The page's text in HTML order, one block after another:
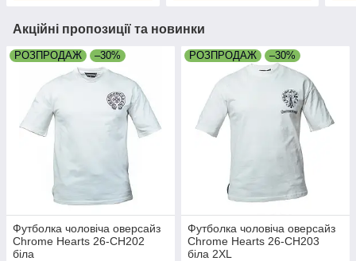
Акційні пропозиції та новинки
РОЗПРОДАЖ –30%
Футболка чоловіча оверсайз
Chrome Hearts 26-CH202
біла
РОЗПРОДАЖ –30%
Футболка чоловіча оверсайз
Chrome Hearts 26-CH203
біла 2XL